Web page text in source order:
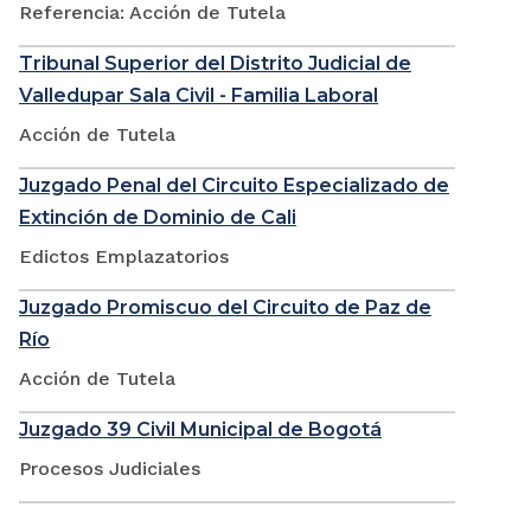
Referencia: Acción de Tutela
Tribunal Superior del Distrito Judicial de
Valledupar Sala Civil - Familia Laboral
Acción de Tutela
Juzgado Penal del Circuito Especializado de
Extinción de Dominio de Cali
Edictos Emplazatorios
Juzgado Promiscuo del Circuito de Paz de
Río
Acción de Tutela
Juzgado 39 Civil Municipal de Bogotá
Procesos Judiciales